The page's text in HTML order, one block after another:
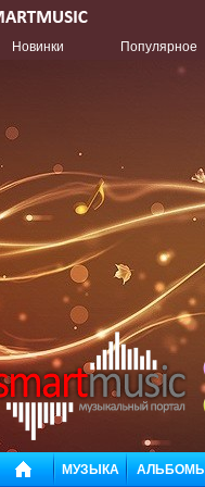
Новинки
Популярное
МУЗЫКА АЛЬБОМЫ